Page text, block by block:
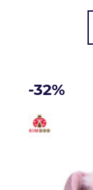
-32%